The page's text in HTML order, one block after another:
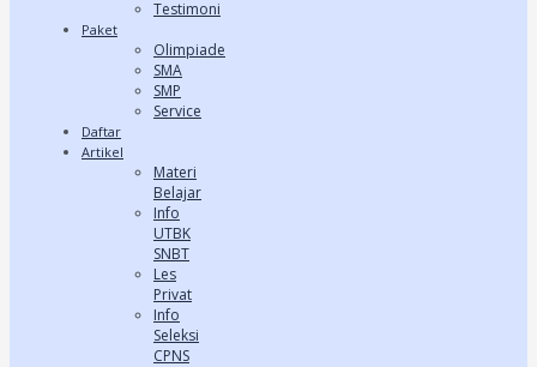
Testimoni
Paket
Olimpiade
SMA
SMP
Service
Daftar
Artikel
Materi
Belajar
Info
UTBK
SNBT
Les
Privat
Info
Seleksi
CPNS